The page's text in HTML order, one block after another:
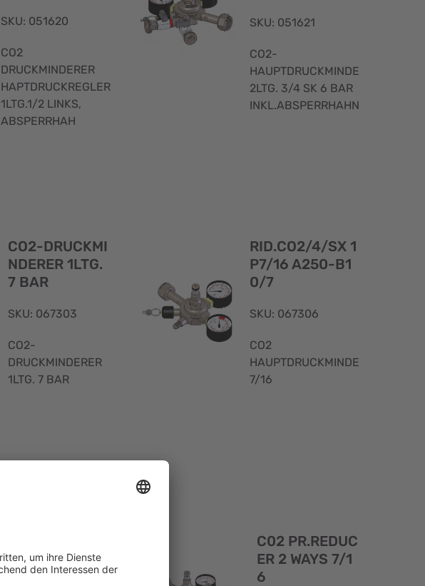
SKU: 051620
CO2
DRUCKMINDERER
HAPTDRUCKREGLER
1LTG.1/2 LINKS,
ABSPERRHAH
SKU: 051621
CO2-
HAUPTDRUCKMINDERER
2LTG. 3/4 SK 6 BAR
INKL.ABSPERRHAHN
CO2-DRUCKMI
NDERER 1LTG.
7 BAR
SKU: 067303
CO2-
DRUCKMINDERER
1LTG. 7 BAR
RID.CO2/4/SX 1
P7/16 A250-B1
0/7
SKU: 067306
CO2
HAUPTDRUCKMINDERER
7/16
NDERER 3 LEIT
IG
Schnellansicht
C02 PR.REDUC
ER 2 WAYS 7/1
6